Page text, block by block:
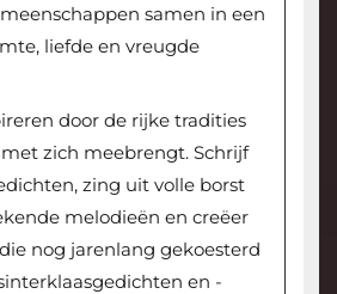
samen in een
liefde en vreugde
door de rijke tradities
zich meebrengt. Schrijf
zing uit volle borst
melodieën en creëer
nog jarenlang gekoesterd
en -